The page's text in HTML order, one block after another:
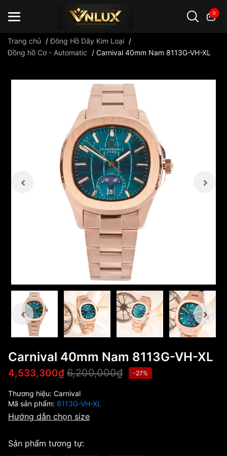
0
Trang chủ /Đông Hồ Dây Kim Loại /
Đồng hồ Cơ - Automatic
/ Carnival 40mm Nam 8113G-VH-XL
Carnival 40mm Nam 8113G-VH-XL
4,533,300₫ 6,200,000₫ -27%
Thương hiệu: Carnival
Mã sản phẩm: 8113G-VH-XL
Hướng dẫn chọn size
Sản phẩm tương tự: